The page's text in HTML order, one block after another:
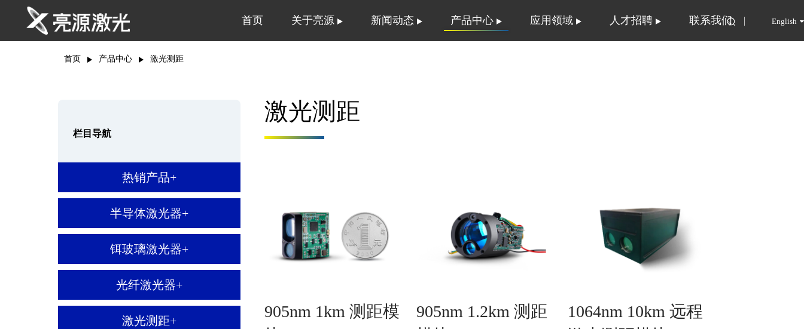
首页 关于亮源 新闻动态 产品中心 应用领域 人才招聘 联系我们 English
首页 产品中心 激光测距
栏目导航
热销产品+
半导体激光器+
铒玻璃激光器+
光纤激光器+
激光测距+
激光测距
905nm 1km 测距模
905nm 1.2km 测距
1064nm 10km 远程